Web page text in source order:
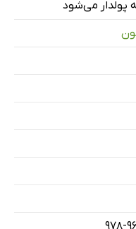
پولدار می‌شود
978-